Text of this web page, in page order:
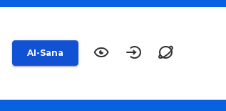
AI-Sana